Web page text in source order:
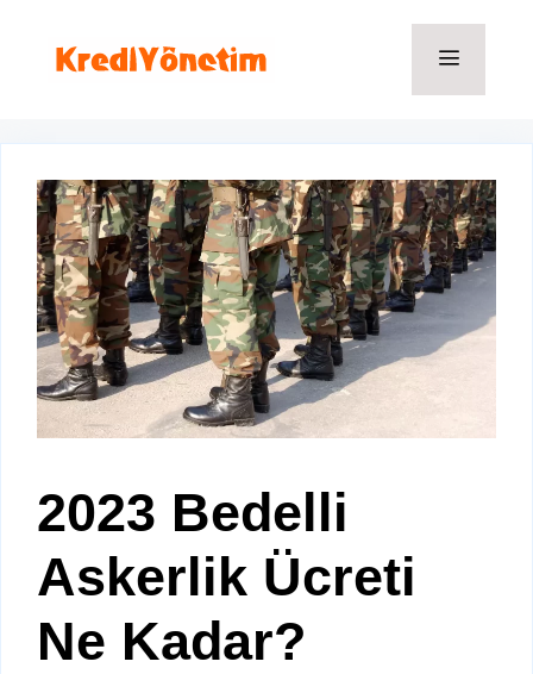
2023 Bedelli
Askerlik Ücreti
Ne Kadar?